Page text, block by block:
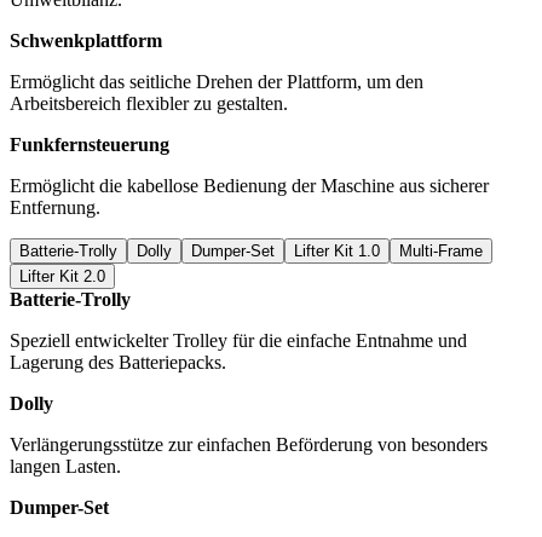
Schwenkplattform
Ermöglicht das seitliche Drehen der Plattform, um den
Arbeitsbereich flexibler zu gestalten.
Funkfernsteuerung
Ermöglicht die kabellose Bedienung der Maschine aus sicherer
Entfernung.
Batterie-Trolly Dolly Dumper-Set Lifter Kit 1.0
Multi-Frame
Lifter Kit 2.0
Batterie-Trolly
Speziell entwickelter Trolley für die einfache Entnahme und
Lagerung des Batteriepacks.
Dolly
Verlängerungsstütze zur einfachen Beförderung von besonders
langen Lasten.
Dumper-Set